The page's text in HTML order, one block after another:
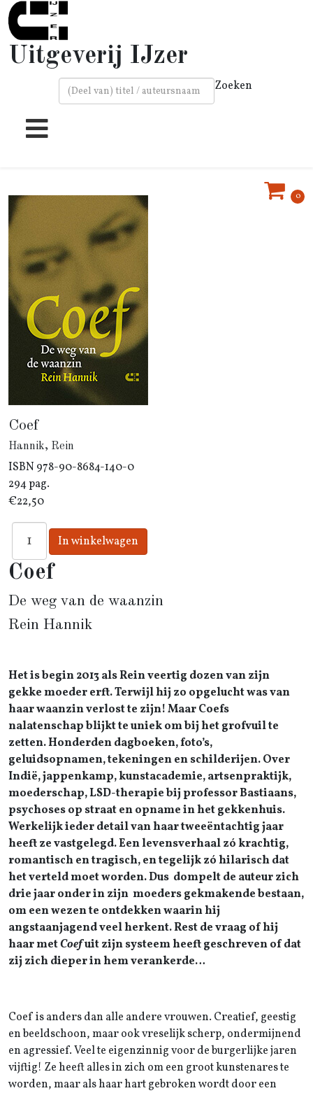
Uitgeverij IJzer
Zoeken
0
Coef
Hannik, Rein
ISBN 978-90-8684-140-0
294 pag.
€22,50
Coef
De weg van de waanzin
Rein Hannik
Het is begin 2013 als Rein veertig dozen van zijn
gekke moeder erft. Terwijl hij zo opgelucht was van
haar waanzin verlost te zijn! Maar Coefs
nalatenschap blijkt te uniek om bij het grofvuil te
zetten. Honderden dagboeken, foto’s,
geluidsopnamen, tekeningen en schilderijen. Over
Indië, jappenkamp, kunstacademie, artsenpraktijk,
moederschap, LSD-therapie bij professor Bastiaans,
psychoses op straat en opname in het gekkenhuis.
Werkelijk ieder detail van haar tweeëntachtig jaar
heeft ze vastgelegd. Een levensverhaal zó krachtig,
romantisch en tragisch, en tegelijk zó hilarisch dat
het verteld moet worden. Dus dompelt de auteur zich
drie jaar onder in zijn moeders gekmakende bestaan,
om een wezen te ontdekken waarin hij
angstaanjagend veel herkent. Rest de vraag of hij
haar metCoefuit zijn systeem heeft geschreven of dat
zij zich dieper in hem verankerde…
Coef is anders dan alle andere vrouwen. Creatief, geestig
en beeldschoon, maar ook vreselijk scherp, ondermijnend
en agressief. Veel te eigenzinnig voor de burgerlijke jaren
vijftig! Ze heeft alles in zich om een groot kunstenares te
worden, maar als haar hart gebroken wordt door een